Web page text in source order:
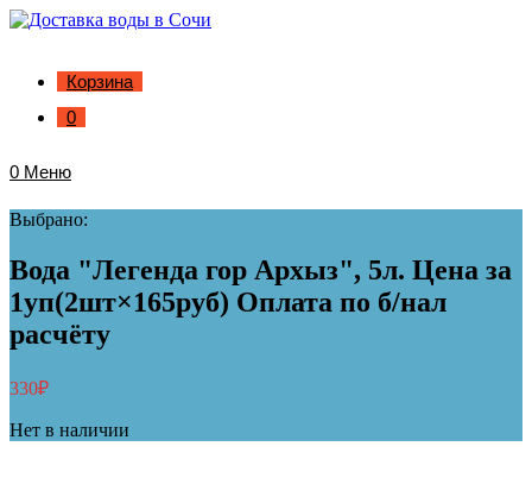
Корзина
0
0 Меню
Выбрано:
Вода "Легенда гор Архыз", 5л. Цена за
1уп(2шт×165руб) Оплата по б/нал
расчёту
330₽
Нет в наличии